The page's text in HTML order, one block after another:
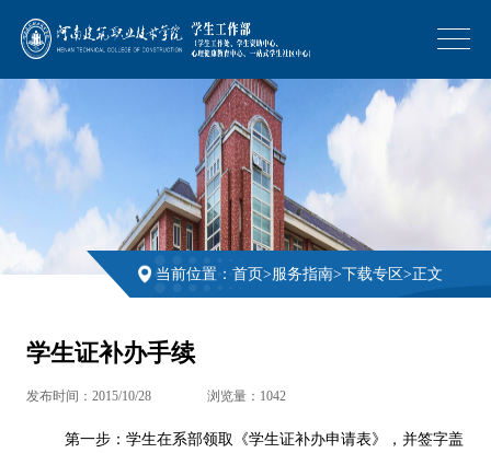
当前位置：首页>服务指南>下载专区>正文
学生证补办手续
发布时间：2015/10/28 浏览量： 1042
第一步：学生在系部领取《学生证补办申请表》，并签字盖